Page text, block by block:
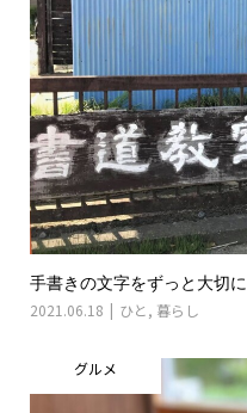
手書きの文字をずっと大切に
2021.06.18 ひと , 暮らし
グルメ